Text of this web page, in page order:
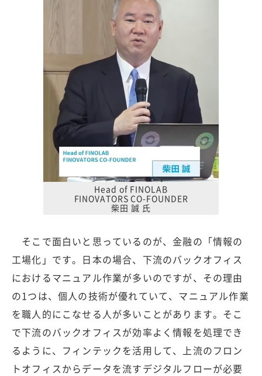
Head of FINOLAB
FINOVATORS CO-FOUNDER
柴田 誠 氏
そこで面白いと思っているのが、金融の「情報の
工場化」です。日本の場合、下流のバックオフィス
におけるマニュアル作業が多いのですが、その理由
の1つは、個人の技術が優れていて、マニュアル作業
を職人的にこなせる人が多いことがあります。そこ
で下流のバックオフィスが効率よく情報を処理でき
るように、フィンテックを活用して、上流のフロン
トオフィスからデータを流すデジタルフローが必要